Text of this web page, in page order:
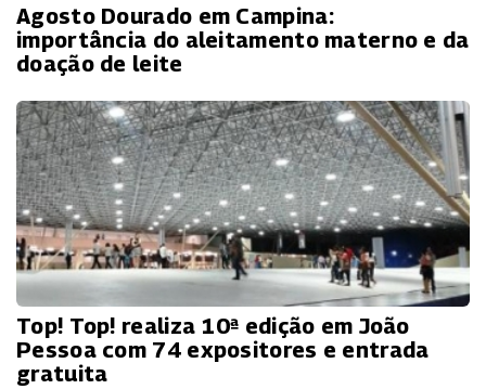
Agosto Dourado em Campina:
importância do aleitamento materno e da
doação de leite
Top! Top! realiza 10ª edição em João
Pessoa com 74 expositores e entrada
gratuita